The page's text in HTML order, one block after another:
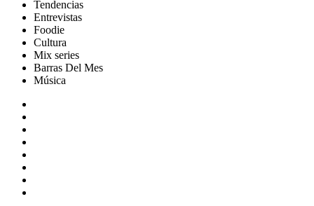
Tendencias
Entrevistas
Foodie
Cultura
Mix series
Barras Del Mes
Música